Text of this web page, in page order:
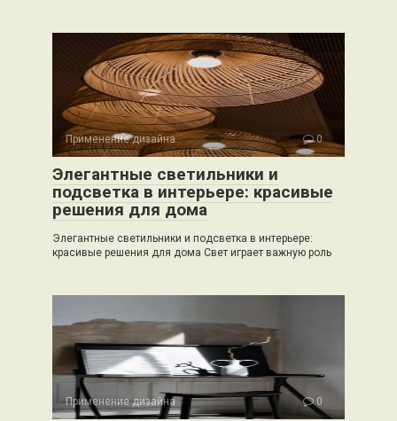
Применение дизайна 0
Элегантные светильники и
подсветка в интерьере: красивые
решения для дома
Элегантные светильники и подсветка в интерьере:
красивые решения для дома Свет играет важную роль
Применение дизайна 0